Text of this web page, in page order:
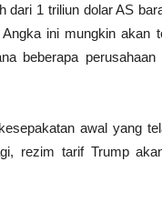
dari 1 triliun dolar AS
ini mungkin akan
beberapa
awal yang
rezim tarif Trump